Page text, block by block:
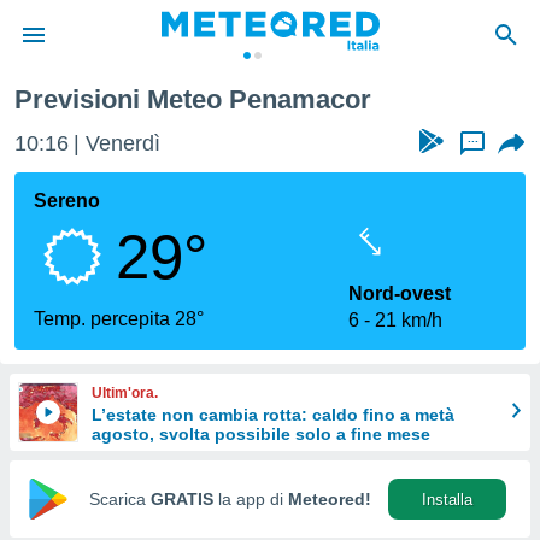
di
per
le
di
Web
Previsioni Meteo Penamacor
10:16 Venerdì ...
Sereno
29°
Temp. percepita 28°
Nord-ovest
6
21 km/h
Ultim'ora.
L’estate non cambia rotta: caldo fino a metà
agosto, svolta possibile solo a fine mese
Scarica GRATIS la app di Meteored! Installa